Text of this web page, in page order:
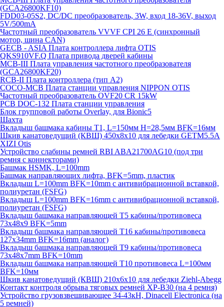
(GCA26800KF10)
FDD03-05S2, DC/DC преобразователь, 3W, вход 18-36V, выход
5V/500mA
Частотный преобразователь VVVF CPI 26 E (синхронный
мотор, шина CAN)
GECB - ASIA Плата контроллера лифта OTIS
QKS910VF.Q Плата привода дверей кабины
MCB-III Плата управления частотного преобразователя
(GCA26800KF20)
RCB-II Плата контроллера (тип A2)
COCO-MCB Плата станции управления NIPPON OTIS
Частотный преобразователь OVF20 CR 15kW
PCB DOC-132 Плата станции управления
Блок групповой работы Overlay, для Bionic5
Шахта
Вкладыш башмака кабины T1, L=150мм H=28,5мм BFK=16мм
Шкив канатоведущий (КВШ) 450х8х10 для лебедки GETM5.5A
XIZI Otis
Устройство слабины ремней RBI ABA21700AG10 (под три
ремня с коннекторами)
Башмак HSMK, L=100mm
Башмак направляющих лифта, BFK=5mm, пластик
Вкладыш L=100mm BFK=10mm с антивибрационной вставкой,
полиуретан (FSFG)
Вкладыш L=100mm BFK=16mm с антивибрационной вставкой,
полиуретан (FSFG)
Вкладыш башмака направляющей T5 кабины/противовеса
73х48х9 BFK=5mm
Вкладыш башмака направляющей T16 кабины/противовеса
127х34mm BFK=16mm (аналог)
Вкладыш башмака направляющей T9 кабины/противовеса
73х48х7mm BFK=10mm
Вкладыш башмака направляющей T10 противовеса L=100мм
BFK=10мм
Шкив канатоведущий (КВШ) 210х6х10 для лебедки Ziehl-Abegg
Контакт контроля обрыва тяговых ремней XP-B30 (на 4 ремня)
Устройство грузовзвешивающее 34-43кН, Dinacell Electronica (на
5 ремней)